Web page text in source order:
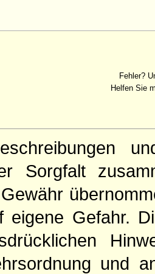
Fehler?
Helfen Sie
Sorgfalt
eigene Gefahr.
und